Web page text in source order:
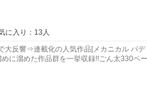
に入り：13人
大反響⇒連載化の人気作品[メカニカル バ
に溜めた作品群を一挙収録!!ごん太330